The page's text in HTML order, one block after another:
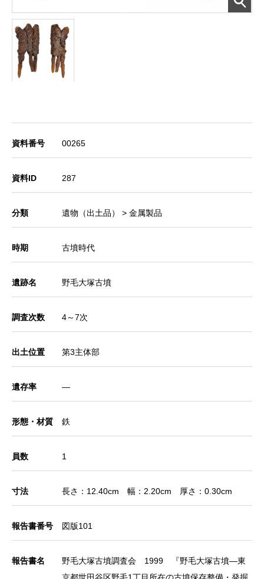
資料番号 00265
資料ID 287
分類 遺物（出土品） > 金属製品
時期 古墳時代
遺跡名 野毛大塚古墳
調査次数 4～7次
出土位置 第3主体部
遺存率 ―
形態・材質 鉄
員数 1
寸法 長さ：12.40cm 幅：2.20cm 厚さ：0.30cm
報告書番号 図版101
報告書名
野毛大塚古墳調査会 1999 『野毛大塚古墳―東
京都世田谷区野毛1丁目所在の古墳保存整備・発掘